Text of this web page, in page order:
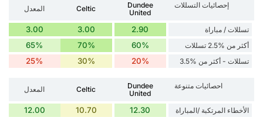
إحصائيات التسللات
Dundee
United
Celtic المعدل
تسللات / مباراة 2.90
3.00
3.00
أكثر من %2.5 تسللات 60%
70%
65%
تسللات - أكثر من %3.5 20%
30%
25%
احصائيات متنوعة
Dundee
United
Celtic المعدل
الأخطاء المرتكبة /المباراة 12.30
10.70
12.00